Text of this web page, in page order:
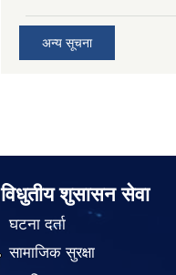
अन्य सूचना
विधुतीय शुसासन सेवा
घटना दर्ता
सामाजिक सुरक्षा